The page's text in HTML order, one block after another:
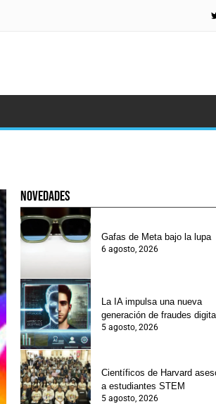
novedades
Gafas de Meta bajo la lupa
6 agosto, 2026
La IA impulsa una nueva
generación de fraudes
5 agosto, 2026
Científicos de Harvard
a estudiantes STEM
5 agosto, 2026